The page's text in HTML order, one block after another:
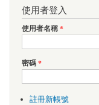
使用者登入
使用者名稱*
密碼*
註冊新帳號